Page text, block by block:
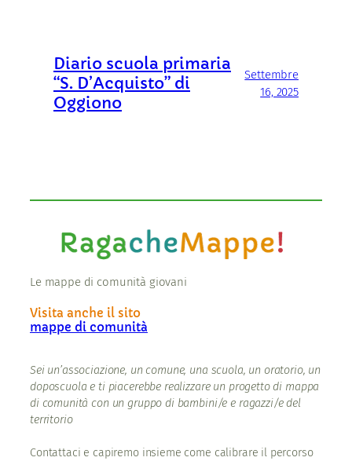
Diario scuola primaria
“S. D’Acquisto” di
Oggiono
Settembre
16, 2025
Le mappe di comunità giovani
Visita anche il sito
mappe di comunità
Sei un’associazione, un comune, una scuola, un oratorio, un
doposcuola e ti piacerebbe realizzare un progetto di mappa
di comunità con un gruppo di bambini/e e ragazzi/e del
territorio
Contattaci e capiremo insieme come calibrare il percorso